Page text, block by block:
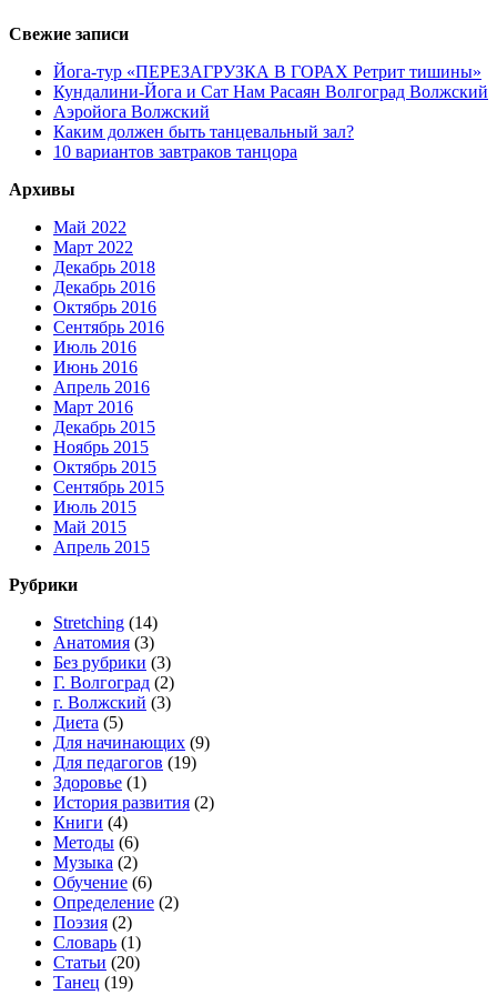
Свежие записи
Йога-тур «ПЕРЕЗАГРУЗКА В ГОРАХ Ретрит тишины»
Кундалини-Йога и Сат Нам Расаян Волгоград Волжский
Аэройога Волжский
Каким должен быть танцевальный зал?
10 вариантов завтраков танцора
Архивы
Май 2022
Март 2022
Декабрь 2018
Декабрь 2016
Октябрь 2016
Сентябрь 2016
Июль 2016
Июнь 2016
Апрель 2016
Март 2016
Декабрь 2015
Ноябрь 2015
Октябрь 2015
Сентябрь 2015
Июль 2015
Май 2015
Апрель 2015
Рубрики
Stretching (14)
Анатомия (3)
Без рубрики (3)
Г. Волгоград (2)
г. Волжский (3)
Диета (5)
Для начинающих (9)
Для педагогов (19)
Здоровье (1)
История развития (2)
Книги (4)
Методы (6)
Музыка (2)
Обучение (6)
Определение (2)
Поэзия (2)
Словарь (1)
Статьи (20)
Танец (19)